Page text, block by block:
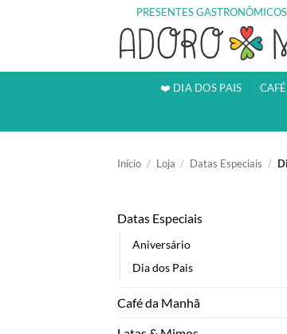
PRESENTES GASTRONÔMICOS
❤️ DIA DOS PAIS
Início / Loja / Datas Especiais /
Datas Especiais
Aniversário
Dia dos Pais
Café da Manhã